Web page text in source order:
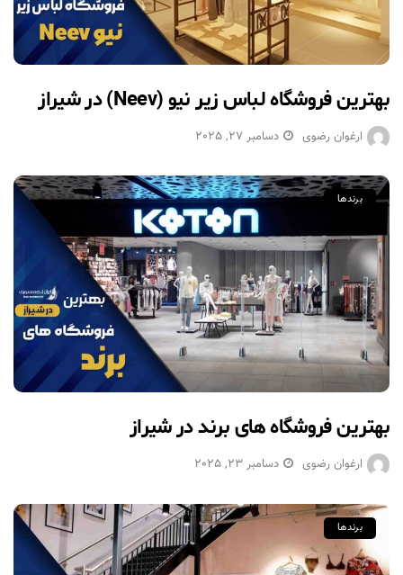
بهترین فروشگاه لباس زیر نیو (Neev) در شیراز
ارغوان رضوی دسامبر 27, 2025
برندها
بهترین فروشگاه های برند در شیراز
ارغوان رضوی دسامبر 23, 2025
برندها